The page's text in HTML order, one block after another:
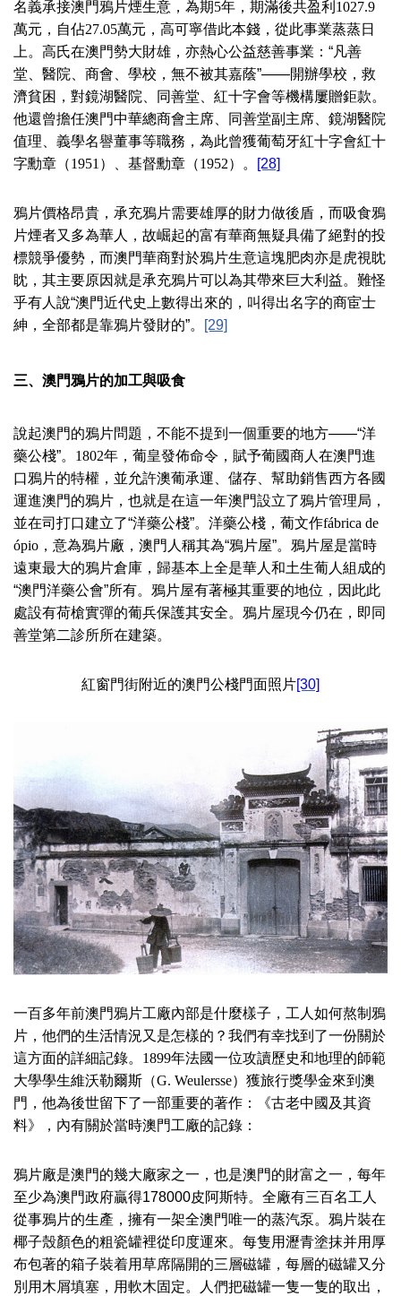
名義承接澳門鴉片煙生意，為期5年，期滿後共盈利 1027.9
萬元，自佔27.05萬元，高可寧借此本錢，從此事業蒸蒸日
上。高氏在澳門勢大財雄，亦熱心公益慈善事業：“凡善
堂、醫院、商會、學校，無不被其嘉蔭”——開辦學校，救
濟貧困，對鏡湖醫院、同善堂、紅十字會等機構屢贈鉅款。
他還曾擔任澳門中華總商會主席、同善堂副主席、鏡湖醫院
值理、義學名譽董事等職務，為此曾獲葡萄牙紅十字會紅十
字勳章（1951 ）、基督勳章（1952）。 [28]
鴉片價格昂貴，承充鴉片需要雄厚的財力做後盾，而吸食鴉
片煙者又多為華人，故崛起的富有華商無疑具備了絕對的投
標競爭優勢，而澳門華商對於鴉片生意這塊肥肉亦是虎視眈
眈，其主要原因就是承充鴉片可以為其帶來巨大利益。難怪
乎有人說“澳門近代史上數得出來的，叫得出名字的商宦士
紳，全部都是靠鴉片發財的”。
[29]
三、澳門鴉片的加工與吸食
說起澳門的鴉片問題，不能不提到一個重要的地方——“洋
藥公棧”。 1802年，葡皇發佈命令，賦予葡國商人在澳門進
口鴉片的特權，並允許澳葡承運、儲存、幫助銷售西方各國
運進澳門的鴉片，也就是在這一年澳門設立了鴉片管理局，
並在司打口建立了“洋藥公棧”。洋藥公棧，葡文作fábrica de
ópio ，意為鴉片廠，澳門人稱其為“鴉片屋”。鴉片屋是當時
遠東最大的鴉片倉庫，歸基本上全是華人和土生葡人組成的
“澳門洋藥公會”所有。鴉片屋有著極其重要的地位，因此此
處設有荷槍實彈的葡兵保護其安全。鴉片屋現今仍在，即同
善堂第二診所所在建築。
紅窗門街附近的澳門公棧門面照片[30]
一百多年前澳門鴉片工廠內部是什麼樣子，工人如何熬制鴉
片，他們的生活情況又是怎樣的？我們有幸找到了一份關於
這方面的詳細記錄。 1899年法國一位攻讀歷史和地理的師範
大學學生維沃勒爾斯（G. Weulersse）獲旅行獎學金來到澳
門，他為後世留下了一部重要的著作：《古老中國及其資
料》，內有關於當時澳門工廠的記錄：
鴉片廠是澳門的幾大廠家之一，也是澳門的財富之一，每年
至少為澳門政府贏得178000皮阿斯特。全廠有三百名工人
從事鴉片的生產，擁有一架全澳門唯一的蒸汽泵。鴉片裝在
椰子殼顏色的粗瓷罐裡從印度運來。每隻用瀝青塗抹并用厚
布包著的箱子裝着用草席隔開的三層磁罐，每層的磁罐又分
別用木屑填塞，用軟木固定。人們把磁罐一隻一隻的取出，